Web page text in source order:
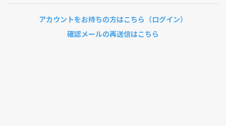
アカウントをお持ちの方はこちら（ログイン）
確認メールの再送信はこちら